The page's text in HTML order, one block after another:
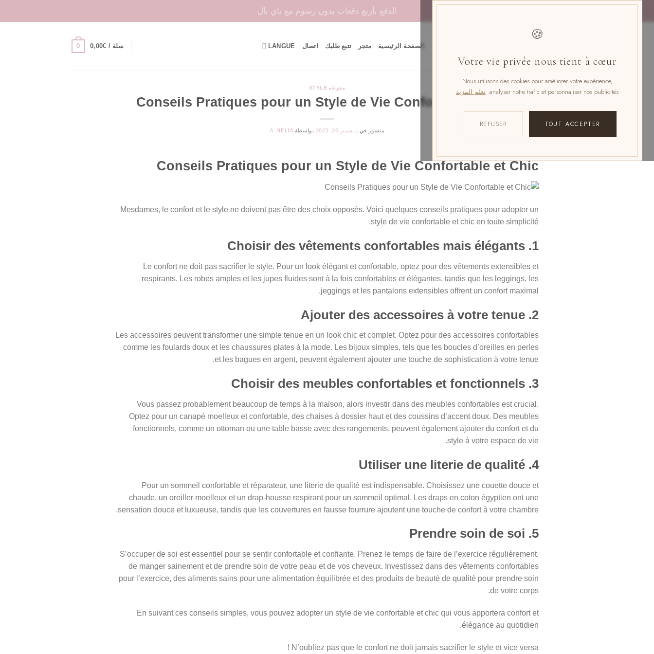
🍪
Votre vie privée nous tient à cœur
Nous utilisons des cookies pour améliorer votre expérience,
analyser notre trafic et personnaliser nos publicités. تعلم المزيد
TOUT ACCEPTER
REFUSER
تخطي
الدفع بأربع دفعات بدون رسوم مع باي بال
الصفحة الرئيسية متجر تتبع طلبك اتصال LANGUE سلة / 0,00€
0
مدونة ، STYLE
Conseils Pratiques pour un Style de Vie Confortable et Chic
منشور في ديسمبر 26, 2023 بواسطة A. NELIA
Conseils Pratiques pour un Style de Vie Confortable et Chic
Mesdames, le confort et le style ne doivent pas être des choix opposés. Voici quelques conseils pratiques pour adopter un
style de vie confortable et chic en toute simplicité.
1. Choisir des vêtements confortables mais élégants
Le confort ne doit pas sacrifier le style. Pour un look élégant et confortable, optez pour des vêtements extensibles et
respirants. Les robes amples et les jupes fluides sont à la fois confortables et élégantes, tandis que les leggings, les
jeggings et les pantalons extensibles offrent un confort maximal.
2. Ajouter des accessoires à votre tenue
Les accessoires peuvent transformer une simple tenue en un look chic et complet. Optez pour des accessoires confortables
comme les foulards doux et les chaussures plates à la mode. Les bijoux simples, tels que les boucles d’oreilles en perles
et les bagues en argent, peuvent également ajouter une touche de sophistication à votre tenue.
3. Choisir des meubles confortables et fonctionnels
Vous passez probablement beaucoup de temps à la maison, alors investir dans des meubles confortables est crucial.
Optez pour un canapé moelleux et confortable, des chaises à dossier haut et des coussins d’accent doux. Des meubles
fonctionnels, comme un ottoman ou une table basse avec des rangements, peuvent également ajouter du confort et du
style à votre espace de vie.
4. Utiliser une literie de qualité
Pour un sommeil confortable et réparateur, une literie de qualité est indispensable. Choisissez une couette douce et
chaude, un oreiller moelleux et un drap-housse respirant pour un sommeil optimal. Les draps en coton égyptien ont une
sensation douce et luxueuse, tandis que les couvertures en fausse fourrure ajoutent une touche de confort à votre chambre.
5. Prendre soin de soi
S’occuper de soi est essentiel pour se sentir confortable et confiante. Prenez le temps de faire de l’exercice régulièrement,
de manger sainement et de prendre soin de votre peau et de vos cheveux. Investissez dans des vêtements confortables
pour l’exercice, des aliments sains pour une alimentation équilibrée et des produits de beauté de qualité pour prendre soin
de votre corps.
En suivant ces conseils simples, vous pouvez adopter un style de vie confortable et chic qui vous apportera confort et
élégance au quotidien.
N’oubliez pas que le confort ne doit jamais sacrifier le style et vice versa !